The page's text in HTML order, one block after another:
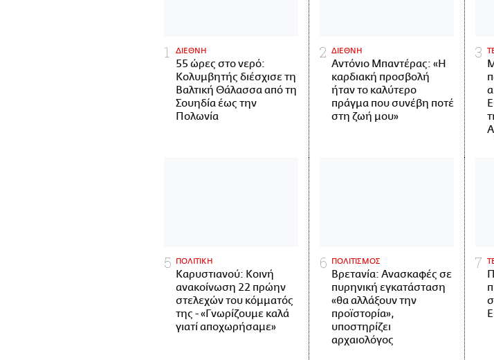
ΔΙΕΘΝΗ
55 ώρες στο νερό:
Κολυμβητής διέσχισε τη
Βαλτική Θάλασσα από τη
Σουηδία έως την
Πολωνία
ΔΙΕΘΝΗ
Αντόνιο Μπαντέρας: «Η
καρδιακή προσβολή
ήταν το καλύτερο
πράγμα που συνέβη ποτέ
στη ζωή μου»
ΠΟΛΙΤΙΚΗ
Καρυστιανού: Κοινή
ανακοίνωση 22 πρώην
στελεχών του κόμματός
της - «Γνωρίζουμε καλά
γιατί αποχωρήσαμε»
ΠΟΛΙΤΙΣΜΟΣ
Βρετανία: Ανασκαφές σε
πυρηνική εγκατάσταση
«θα αλλάξουν την
προϊστορία»,
υποστηρίζει
αρχαιολόγος